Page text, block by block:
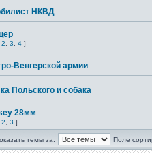
НКВД
2 3 4 ]
Венгерской армии
Польского и собака
28мм
2 3 ]
темы за: Поле